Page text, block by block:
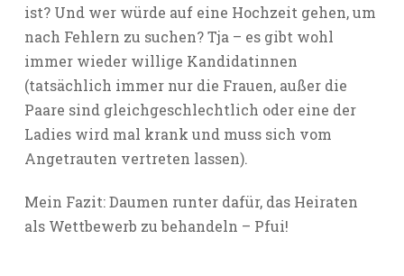
ist? Und wer würde auf eine Hochzeit gehen, um
nach Fehlern zu suchen? Tja – es gibt wohl
immer wieder willige Kandidatinnen
(tatsächlich immer nur die Frauen, außer die
Paare sind gleichgeschlechtlich oder eine der
Ladies wird mal krank und muss sich vom
Angetrauten vertreten lassen).
Mein Fazit: Daumen runter dafür, das Heiraten
als Wettbewerb zu behandeln – Pfui!